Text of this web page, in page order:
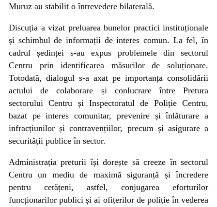
Muruz au stabilit o întrevedere bilaterală.
Discuția a vizat preluarea bunelor practici instituționale
și schimbul de informații de interes comun. La fel, în
cadrul ședinței s-au expus problemele din sectorul
Centru prin identificarea măsurilor de soluționare.
Totodată, dialogul s-a axat pe importanța consolidării
actului de colaborare și conlucrare între Pretura
sectorului Centru și Inspectoratul de Poliție Centru,
bazat pe interes comunitar, prevenire și înlăturare a
infracțiunilor și contravențiilor, precum și asigurare a
securității publice în sector.
Administrația preturii își dorește să creeze în sectorul
Centru un mediu de maximă siguranță și încredere
pentru cetățeni, astfel, conjugarea eforturilor
funcționarilor publici și ai ofițerilor de poliție în vederea